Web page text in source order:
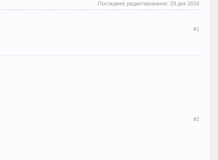
Последнее редактирование: 29 дек 2016
#1
#2